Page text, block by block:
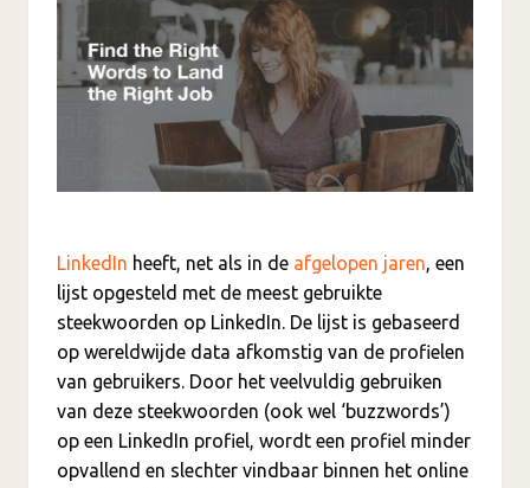
LinkedIn heeft, net als in de afgelopen jaren, een
lijst opgesteld met de meest gebruikte
steekwoorden op LinkedIn. De lijst is gebaseerd
op wereldwijde data afkomstig van de profielen
van gebruikers. Door het veelvuldig gebruiken
van deze steekwoorden (ook wel ‘buzzwords’)
op een LinkedIn profiel, wordt een profiel minder
opvallend en slechter vindbaar binnen het online